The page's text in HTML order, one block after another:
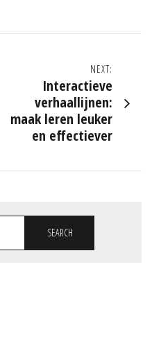
NEXT:
Interactieve
verhaallijnen:
maak leren leuker
en effectiever
SEARCH